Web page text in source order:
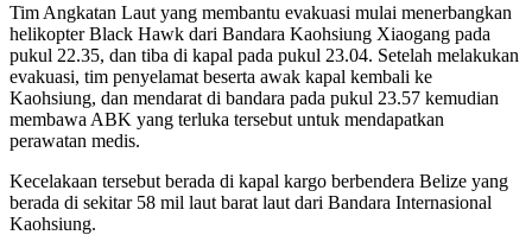
Tim Angkatan Laut yang membantu evakuasi mulai menerbangkan
helikopter Black Hawk dari Bandara Kaohsiung Xiaogang pada
pukul 22.35, dan tiba di kapal pada pukul 23.04. Setelah melakukan
evakuasi, tim penyelamat beserta awak kapal kembali ke
Kaohsiung, dan mendarat di bandara pada pukul 23.57 kemudian
membawa ABK yang terluka tersebut untuk mendapatkan
perawatan medis.
Kecelakaan tersebut berada di kapal kargo berbendera Belize yang
berada di sekitar 58 mil laut barat laut dari Bandara Internasional
Kaohsiung.